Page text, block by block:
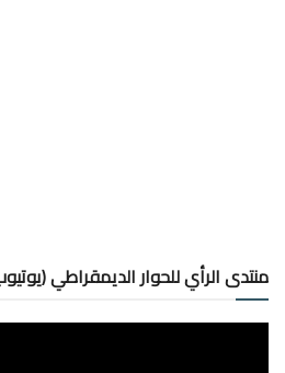
منتدى الرأي للحوار الديمقراطي